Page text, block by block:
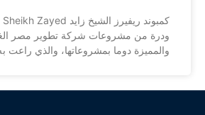
ودرة من مشروعات شركة تطوير مصر
والمميزة دوما بمشروعاتها، والذي راعت